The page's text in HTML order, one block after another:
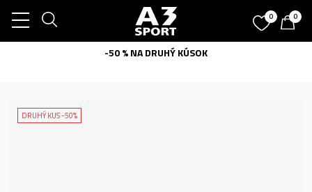
0 0
-50 % NA DRUHÝ KÚSOK
DRUHÝ KUS -50%